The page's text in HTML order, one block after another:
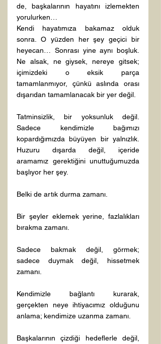
de, başkalarının hayatını izlemekten
yorulurken…
Kendi hayatımıza bakamaz olduk
sonra. O yüzden her şey geçici bir
heyecan… Sonrası yine aynı boşluk.
Ne alsak, ne giysek, nereye gitsek;
içimizdeki o eksik parça
tamamlanmıyor, çünkü aslında orası
dışarıdan tamamlanacak bir yer değil.
Tatminsizlik, bir yoksunluk değil.
Sadece kendimizle bağımızı
kopardığımızda büyüyen bir yalnızlık.
Huzuru dışarda değil, içeride
aramamız gerektiğini unuttuğumuzda
başlıyor her şey.
Belki de artık durma zamanı.
Bir şeyler eklemek yerine, fazlalıkları
bırakma zamanı.
Sadece bakmak değil, görmek;
sadece duymak değil, hissetmek
zamanı.
Kendimizle bağlantı kurarak,
gerçekten neye ihtiyacımız olduğunu
anlama; kendimize uzanma zamanı.
Başkalarının çizdiği hedeflerle değil,